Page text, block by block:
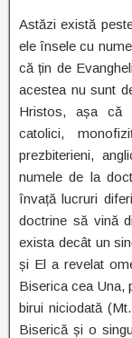
Astăzi există
ele însele cu
că țin de
acestea nu sunt
Hristos, așa că
catolici,
prezbiterieni,
numele de la
învață lucruri
doctrine să vină
exista decât un
și El a revelat
Biserica cea Una,
birui niciodată
Biserică și o